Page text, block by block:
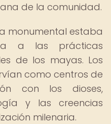
de la comunidad.
monumental estaba
a las prácticas
de los mayas. Los
como centros de
con los dioses,
y las creencias
milenaria.